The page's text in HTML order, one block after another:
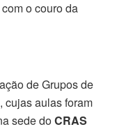
o couro da
de Grupos de
cujas aulas foram
sede doCRAS